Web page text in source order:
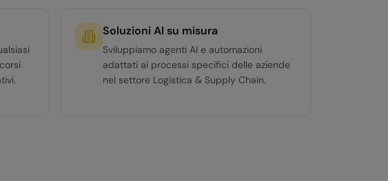
Soluzioni AI su misura
Sviluppiamo agenti AI e automazioni
adattati ai processi specifici delle aziende
nel settore Logistica & Supply Chain.